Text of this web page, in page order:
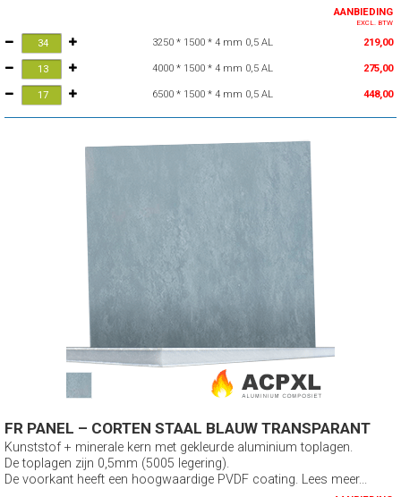
AANBIEDING
EXCL. BTW
3250 * 1500 * 4 mm 0,5 AL 219,00
4000 * 1500 * 4 mm 0,5 AL 275,00
6500 * 1500 * 4 mm 0,5 AL 448,00
FR PANEL – CORTEN STAAL BLAUW TRANSPARANT
Kunststof + minerale kern met gekleurde aluminium toplagen.
De toplagen zijn 0,5mm (5005 legering).
De voorkant heeft een hoogwaardige PVDF coating. Lees meer...